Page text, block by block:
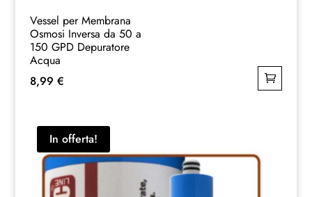
Vessel per Membrana
Osmosi Inversa da 50 a
150 GPD Depuratore
Acqua
8,99 €
In offerta!